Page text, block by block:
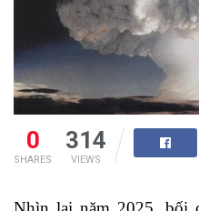
0
SHARES
314
VIEWS